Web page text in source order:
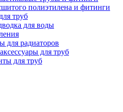
полиэтилена и фитинги
труб
для воды
для радиаторов
для труб
для труб